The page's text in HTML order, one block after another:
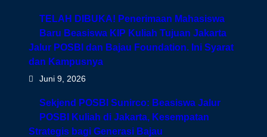
TELAH DIBUKA! Penerimaan Mahasiswa
Baru Beasiswa KIP Kuliah Tujuan Jakarta
Jalur POSBI dan Bajau Foundation. Ini Syarat
dan Kampusnya
Juni 9, 2026
Sekjend POSBI Sunirco: Beasiswa Jalur
POSBI Kuliah di Jakarta, Kesempatan
Strategis bagi Generasi Bajau